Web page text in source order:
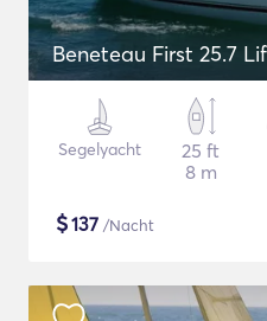
Beneteau First 25.7
Segelyacht
25 ft
8 m
$137 /Nacht